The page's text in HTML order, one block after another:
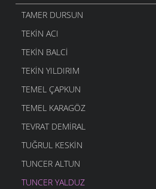
TAMER DURSUN
TEKIN ACI
TEKIN BALCI
TEKIN YILDIRIM
TEMEL ÇAPKUN
TEMEL KARAGÖZ
TEVRAT DEMIRAL
TUĞRUL KESKIN
TUNCER ALTUN
TUNCER YALDUZ